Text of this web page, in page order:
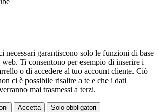
necessari garantiscono solo le funzioni di base
Ti consentono per esempio di inserire i
o di accedere al tuo account cliente. Ciò
ci è possibile risalire a te e che i dati
mai trasmessi a terzi.
Accetta Solo obbligatori